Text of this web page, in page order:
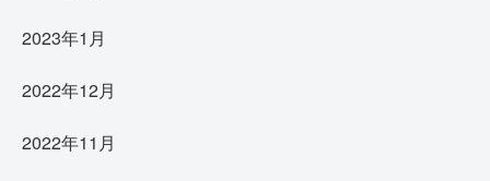
2023年1月
2022年12月
2022年11月